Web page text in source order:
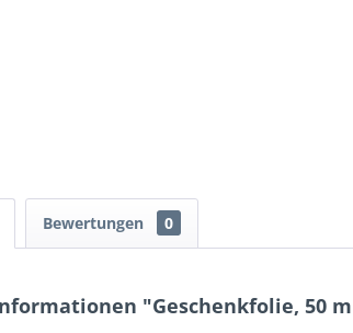
Bewertungen 0
"Geschenkfolie, 50